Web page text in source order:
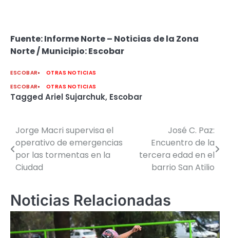
Fuente: Informe Norte – Noticias de la Zona
Norte / Municipio: Escobar
ESCOBAR
OTRAS NOTICIAS
ESCOBAR
OTRAS NOTICIAS
Tagged Ariel Sujarchuk, Escobar
Navegación
de
entradas
Jorge Macri supervisa el
operativo de emergencias
por las tormentas en la
Ciudad
José C. Paz:
Encuentro de la
tercera edad en el
barrio San Atilio
Noticias Relacionadas